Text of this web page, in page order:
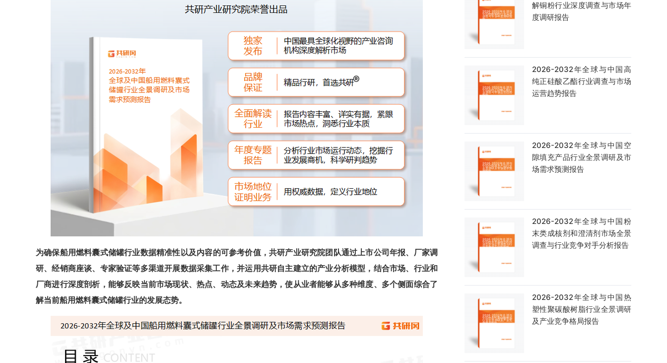
为确保船用燃料囊式储罐行业数据精准性以及内容的可参考价值，共研产业研究院团队通过上市公司年报、厂家调
研、经销商座谈、专家验证等多渠道开展数据采集工作，并运用共研自主建立的产业分析模型，结合市场、行业和
厂商进行深度剖析，能够反映当前市场现状、热点、动态及未来趋势，使从业者能够从多种维度、多个侧面综合了
解当前船用燃料囊式储罐行业的发展态势。
解铜粉行业深度调查与市场年
度调研报告
2026-2032年全球与中国高
纯正硅酸乙酯行业调查与市场
运营趋势报告
2026-2032年全球与中国空
隙填充产品行业全景调研及市
场需求预测报告
2026-2032年全球与中国粉
末类成核剂和澄清剂市场全景
调查与行业竞争对手分析报告
2026-2032年全球与中国热
塑性聚碳酸树脂行业全景调研
及产业竞争格局报告